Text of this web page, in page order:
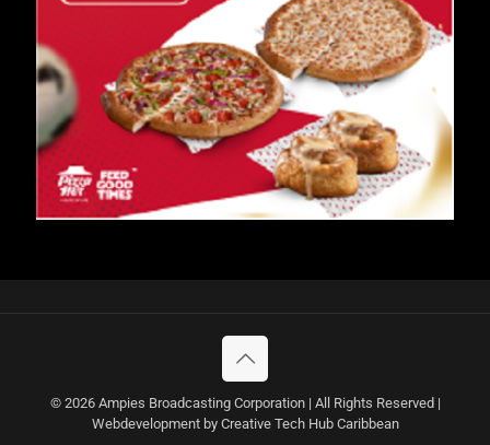
© 2026 Ampies Broadcasting Corporation | All Rights Reserved |
Webdevelopment by Creative Tech Hub Caribbean